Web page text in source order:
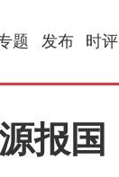
题 发布 时评
报国